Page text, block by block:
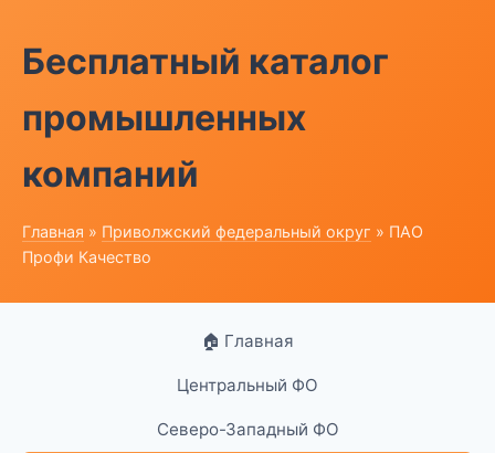
Бесплатный каталог
промышленных
компаний
Главная » Приволжский федеральный округ » ПАО
Профи Качество
🏠 Главная
Центральный ФО
Северо-Западный ФО